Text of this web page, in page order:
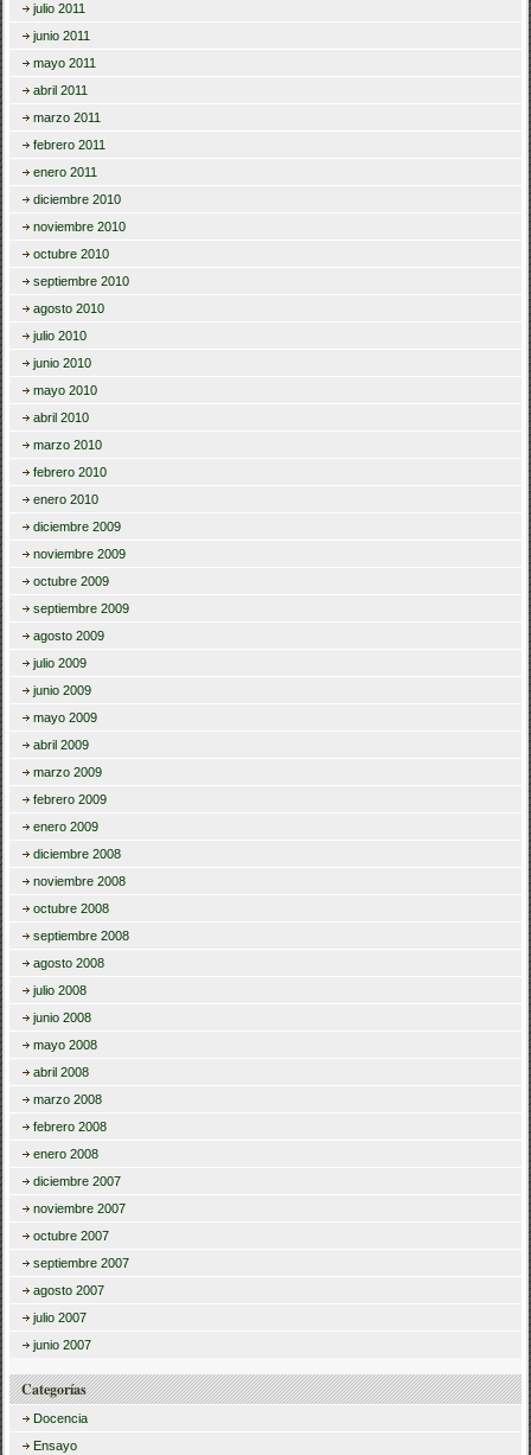
julio 2011
junio 2011
mayo 2011
abril 2011
marzo 2011
febrero 2011
enero 2011
diciembre 2010
noviembre 2010
octubre 2010
septiembre 2010
agosto 2010
julio 2010
junio 2010
mayo 2010
abril 2010
marzo 2010
febrero 2010
enero 2010
diciembre 2009
noviembre 2009
octubre 2009
septiembre 2009
agosto 2009
julio 2009
junio 2009
mayo 2009
abril 2009
marzo 2009
febrero 2009
enero 2009
diciembre 2008
noviembre 2008
octubre 2008
septiembre 2008
agosto 2008
julio 2008
junio 2008
mayo 2008
abril 2008
marzo 2008
febrero 2008
enero 2008
diciembre 2007
noviembre 2007
octubre 2007
septiembre 2007
agosto 2007
julio 2007
junio 2007
Categorías
Docencia
Ensayo